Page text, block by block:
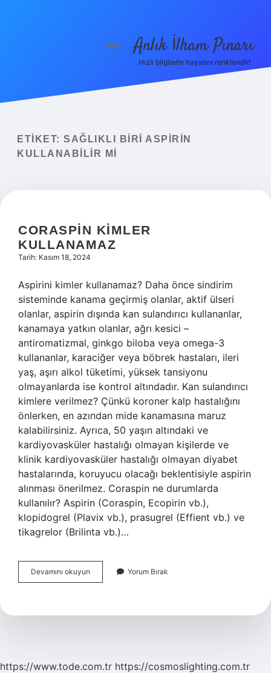
Yasal Uyarı
menüyüAnlık İlham Pınarı
Hızlı bilgilerle hayatını renklendir!
ETIKET: SAĞLIKLI BIRI ASPIRIN
KULLANABILIR MI
CORASPIN KIMLER
KULLANAMAZ
Tarih: Kasım 18, 2024
Aspirini kimler kullanamaz? Daha önce sindirim
sisteminde kanama geçirmiş olanlar, aktif ülseri
olanlar, aspirin dışında kan sulandırıcı kullananlar,
kanamaya yatkın olanlar, ağrı kesici –
antiromatizmal, ginkgo biloba veya omega-3
kullananlar, karaciğer veya böbrek hastaları, ileri
yaş, aşırı alkol tüketimi, yüksek tansiyonu
olmayanlarda ise kontrol altındadır. Kan sulandırıcı
kimlere verilmez? Çünkü koroner kalp hastalığını
önlerken, en azından mide kanamasına maruz
kalabilirsiniz. Ayrıca, 50 yaşın altındaki ve
kardiyovasküler hastalığı olmayan kişilerde ve
klinik kardiyovasküler hastalığı olmayan diyabet
hastalarında, koruyucu olacağı beklentisiyle aspirin
alınması önerilmez. Coraspin ne durumlarda
kullanılır? Aspirin (Coraspin, Ecopirin vb.),
klopidogrel (Plavix vb.), prasugrel (Effient vb.) ve
tikagrelor (Brilinta vb.)…
Devamını okuyun Coraspin
Kimler
Yorum Bırak
https://www.tode.com.tr https://cosmoslighting.com.tr